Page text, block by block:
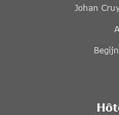
Johan